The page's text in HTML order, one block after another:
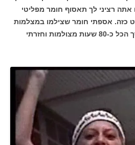
רציני לך תאסוף חומר מפליטי
כזה. אספתי חומר שצילמו במצלמות
ביתיות מ-15 משפחות, בסך הכל כ-80 שעות מצולמות וחזרתי